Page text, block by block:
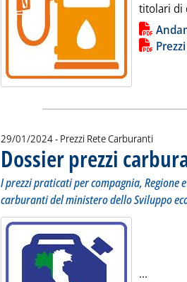
titolari di
Lista allegati PDF alla
29/01/2024- Prezzi Rete Carburanti
Dossier prezzi
I prezzi praticati per compagnia,
carburanti del ministero dello Sviluppo
...